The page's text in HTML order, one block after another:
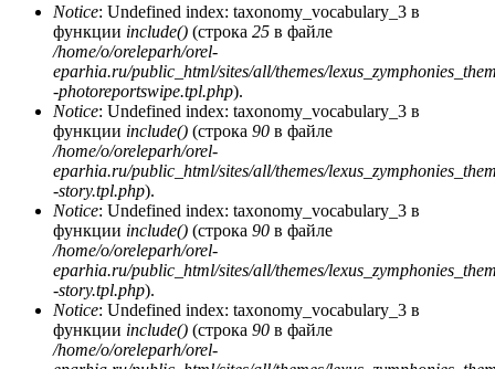
Notice: Undefined index: taxonomy_vocabulary_3 в
функции include() (строка 25 в файле
/home/o/oreleparh/orel-
eparhia.ru/public_html/sites/all/themes/
-photoreportswipe.tpl.php).
Notice: Undefined index: taxonomy_vocabulary_3 в
функции include() (строка 90 в файле
/home/o/oreleparh/orel-
eparhia.ru/public_html/sites/all/themes/
-story.tpl.php).
Notice: Undefined index: taxonomy_vocabulary_3 в
функции include() (строка 90 в файле
/home/o/oreleparh/orel-
eparhia.ru/public_html/sites/all/themes/
-story.tpl.php).
Notice: Undefined index: taxonomy_vocabulary_3 в
функции include() (строка 90 в файле
/home/o/oreleparh/orel-